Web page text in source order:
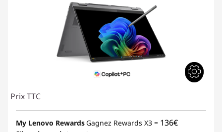
Prix TTC
My Lenovo Rewards Gagnez Rewards X3 = 136€